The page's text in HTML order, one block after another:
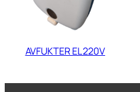
AVFUKTER EL 220V